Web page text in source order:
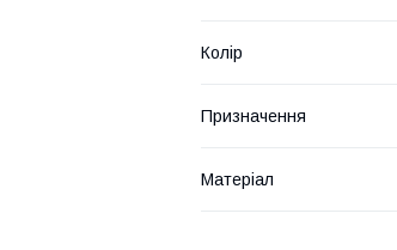
Колір
Призначення
Матеріал